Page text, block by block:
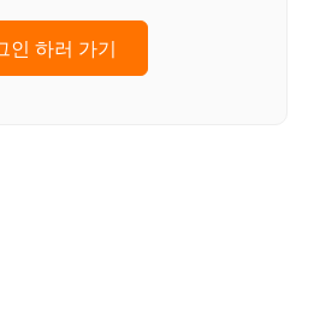
인 하러 가기